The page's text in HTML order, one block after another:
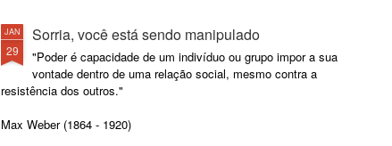
JAN
29
Sorria, você está sendo manipulado
"Poder é capacidade de um indivíduo ou grupo impor a sua
vontade dentro de uma relação social, mesmo contra a
resistência dos outros."
Max Weber (1864 - 1920)